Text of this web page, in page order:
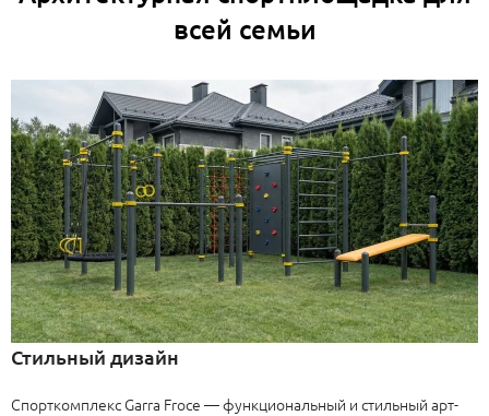
всей семьи
Стильный дизайн
Спорткомплекс Garra Froce — функциональный и стильный арт-